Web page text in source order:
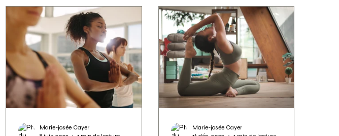
Marie-josée Cayer
Marie-josée Cayer